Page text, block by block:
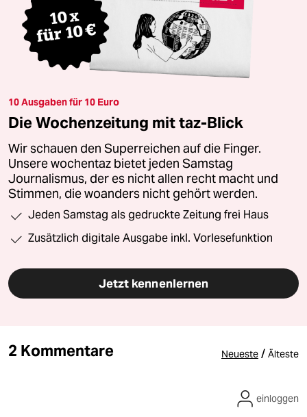
10 Ausgaben für 10 Euro
Die Wochenzeitung mit taz-Blick
Wir schauen den Superreichen auf die Finger.
Unsere wochentaz bietet jeden Samstag
Journalismus, der es nicht allen recht macht und
Stimmen, die woanders nicht gehört werden.
Jeden Samstag als gedruckte Zeitung frei Haus
Zusätzlich digitale Ausgabe inkl. Vorlesefunktion
Jetzt kennenlernen
2 Kommentare Neueste / Älteste
einloggen